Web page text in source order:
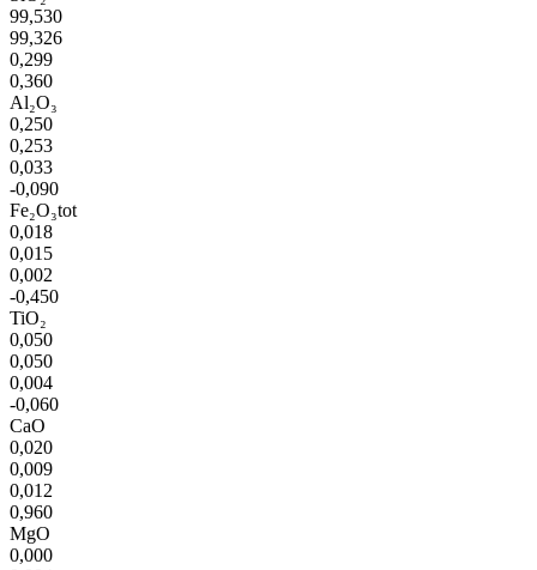
99,530
99,326
0,299
0,360
Al₂O₃
0,250
0,253
0,033
-0,090
Fe₂O₃tot
0,018
0,015
0,002
-0,450
TiO₂
0,050
0,050
0,004
-0,060
CaO
0,020
0,009
0,012
0,960
MgO
0,000